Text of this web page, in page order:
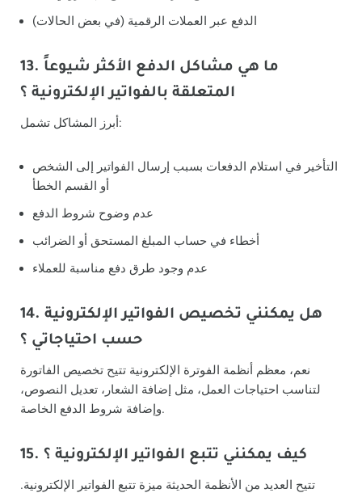
الدفع عبر العملات الرقمية (في بعض الحالات)
13. ما هي مشاكل الدفع الأكثر شيوعاً
المتعلقة بالفواتير الإلكترونية ؟
أبرز المشاكل تشمل:
التأخير في استلام الدفعات بسبب إرسال الفواتير إلى الشخص
أو القسم الخطأ
عدم وضوح شروط الدفع
أخطاء في حساب المبلغ المستحق أو الضرائب
عدم وجود طرق دفع مناسبة للعملاء
14. هل يمكنني تخصيص الفواتير الإلكترونية
حسب احتياجاتي ؟
نعم، معظم أنظمة الفوترة الإلكترونية تتيح تخصيص الفاتورة
لتناسب احتياجات العمل، مثل إضافة الشعار، تعديل النصوص،
وإضافة شروط الدفع الخاصة.
15. كيف يمكنني تتبع الفواتير الإلكترونية ؟
تتيح العديد من الأنظمة الحديثة ميزة تتبع الفواتير الإلكترونية.